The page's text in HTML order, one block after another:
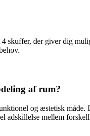
skuffer, der giver dig
af rum?
og æstetisk
adskillelse mellem